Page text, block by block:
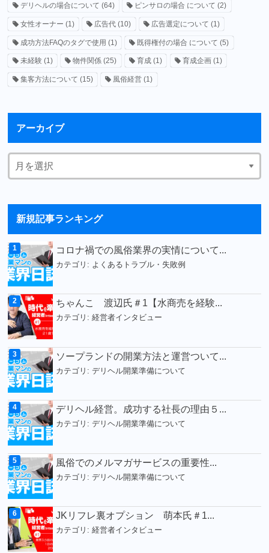
デリヘルの場合について (64) ピンサロの場合 について (2)
女性オーナー (1) 広告代 (10) 広告選定について (1)
成功方法FAQのタグで使用 (1) 既得権付の場合 について (5)
未経験(1) 物件関係 (25) 育成 (1) 育成企画(1)
集客方法について (15) 風俗経営 (1)
アーカイブ
新規記事ランキング
コロナ禍での風俗業界の実情について...
カテゴリ: よくあるトラブル・失敗例
ちゃんこ 渡辺氏＃1【水商売を経験...
カテゴリ:経営者インタビュー
ソープランドの開業方法と運営ついて...
カテゴリ:デリヘル開業準備について
デリヘル経営。成功する社長の理由５...
カテゴリ:デリヘル開業準備について
風俗でのメルマガサービスの重要性...
カテゴリ:デリヘル開業準備について
JKリフレ裏オプション 萌本氏＃1...
カテゴリ:経営者インタビュー